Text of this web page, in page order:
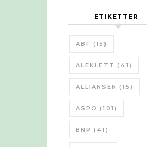
ETIKETTER
ABF (15)
ALEKLETT (41)
ALLIANSEN (15)
ASPO (101)
BNP (41)